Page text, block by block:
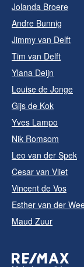
Jolanda Broere
Andre Bunnig
Jimmy van Delft
Tim van Delft
Ylana Deijn
Louise de Jonge
Gijs de Kok
Yves Lampo
Nik Romsom
Leo van der Spek
Cesar van Vliet
Vincent de Vos
Esther van der
Maud Zuur